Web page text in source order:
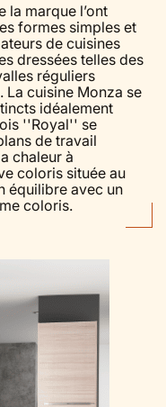
la marque l’ont
formes simples et
de cuisines
dressées telles des
réguliers
La cuisine Monza se
idéalement
''Royal'' se
de travail
chaleur à
coloris située au
équilibre avec un
coloris.